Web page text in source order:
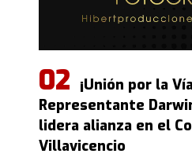
¡Unión por la
Representante
lidera alianza en el
Villavicencio